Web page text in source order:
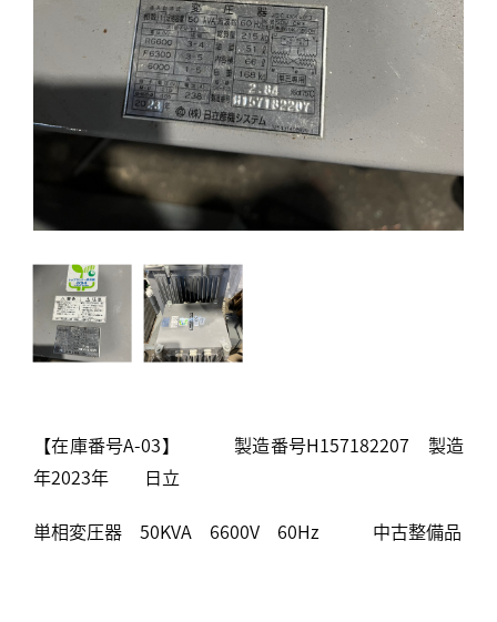
【在庫番号A-03】 製造番号H157182207 製造
年2023年 日立
単相変圧器 50KVA 6600V 60Hz 中古整備品